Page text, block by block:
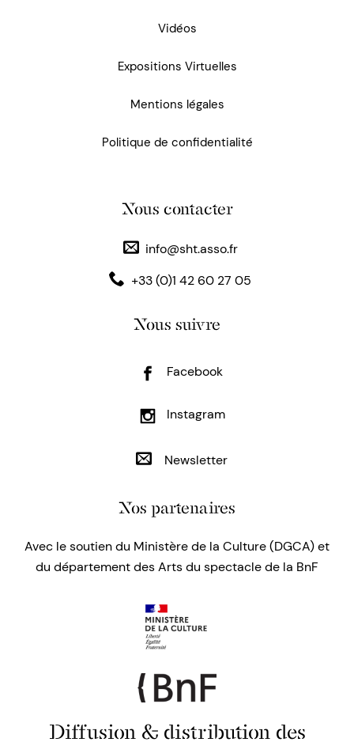
Vidéos
Expositions Virtuelles
Mentions légales
Politique de confidentialité
Nous contacter
info@sht.asso.fr
+33 (0)1 42 60 27 05
Nous suivre
Facebook
Instagram
Newsletter
Nos partenaires
Avec le soutien du Ministère de la Culture (DGCA) et
du département des Arts du spectacle de la BnF
Diffusion & distribution des